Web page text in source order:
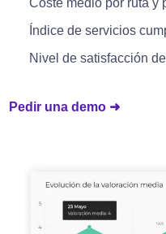
Índice de servicios
Nivel de satisfacción
Pedir una demo ➜